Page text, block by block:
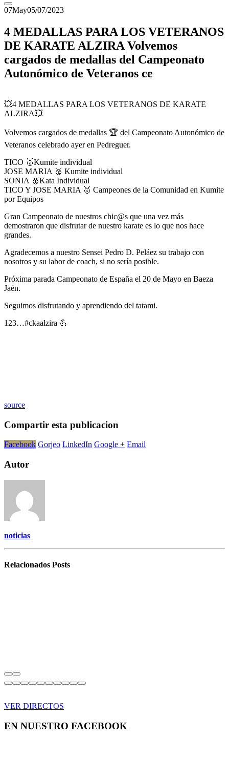
07May05/07/2023
4 MEDALLAS PARA LOS VETERANOS
DE KARATE ALZIRA Volvemos
cargados de medallas del Campeonato
Autonómico de Veteranos ce
💥4 MEDALLAS PARA LOS VETERANOS DE KARATE
ALZIRA💥
Volvemos cargados de medallas 🏆 del Campeonato Autonómico de
Veteranos celebrado ayer en Pedreguer.
TICO 🥈Kumite individual
JOSE MARIA 🥈 Kumite individual
SONIA 🥉Kata Individual
TICO Y JOSE MARIA 🥇 Campeones de la Comunidad en Kumite
por Equipos
Gran Campeonato de nuestros chic@s que una vez más
demostraron que disfrutar de nuestro karate es lo que nos hace
grandes.
Agradecemos a nuestro Sensei Pedro D. Peláez su trabajo con
nosotros y su labor de coach, si no sería posible.
Próxima parada Campeonato de España el 20 de Mayo en Baeza
Jaén.
Seguimos disfrutando y aprendiendo del tatami.
123…#ckaalzira 💪
source
Compartir esta publicacion
Facebook Gorjeo LinkedIn Google + Email
Autor
noticias
Relacionados Posts
VER DIRECTOS
EN NUESTRO FACEBOOK